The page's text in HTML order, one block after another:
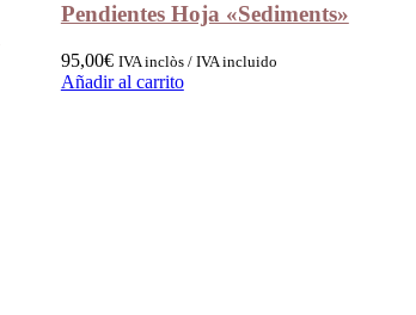
Pendientes Hoja «Sediments»
95,00€ IVA inclòs / IVA incluido
Añadir al carrito